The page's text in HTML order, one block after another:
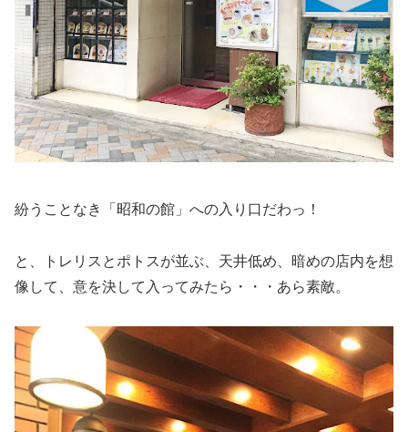
紛うことなき「昭和の館」への入り口だわっ！
と、トレリスとポトスが並ぶ、天井低め、暗めの店内を想
像して、意を決して入ってみたら・・・あら素敵。